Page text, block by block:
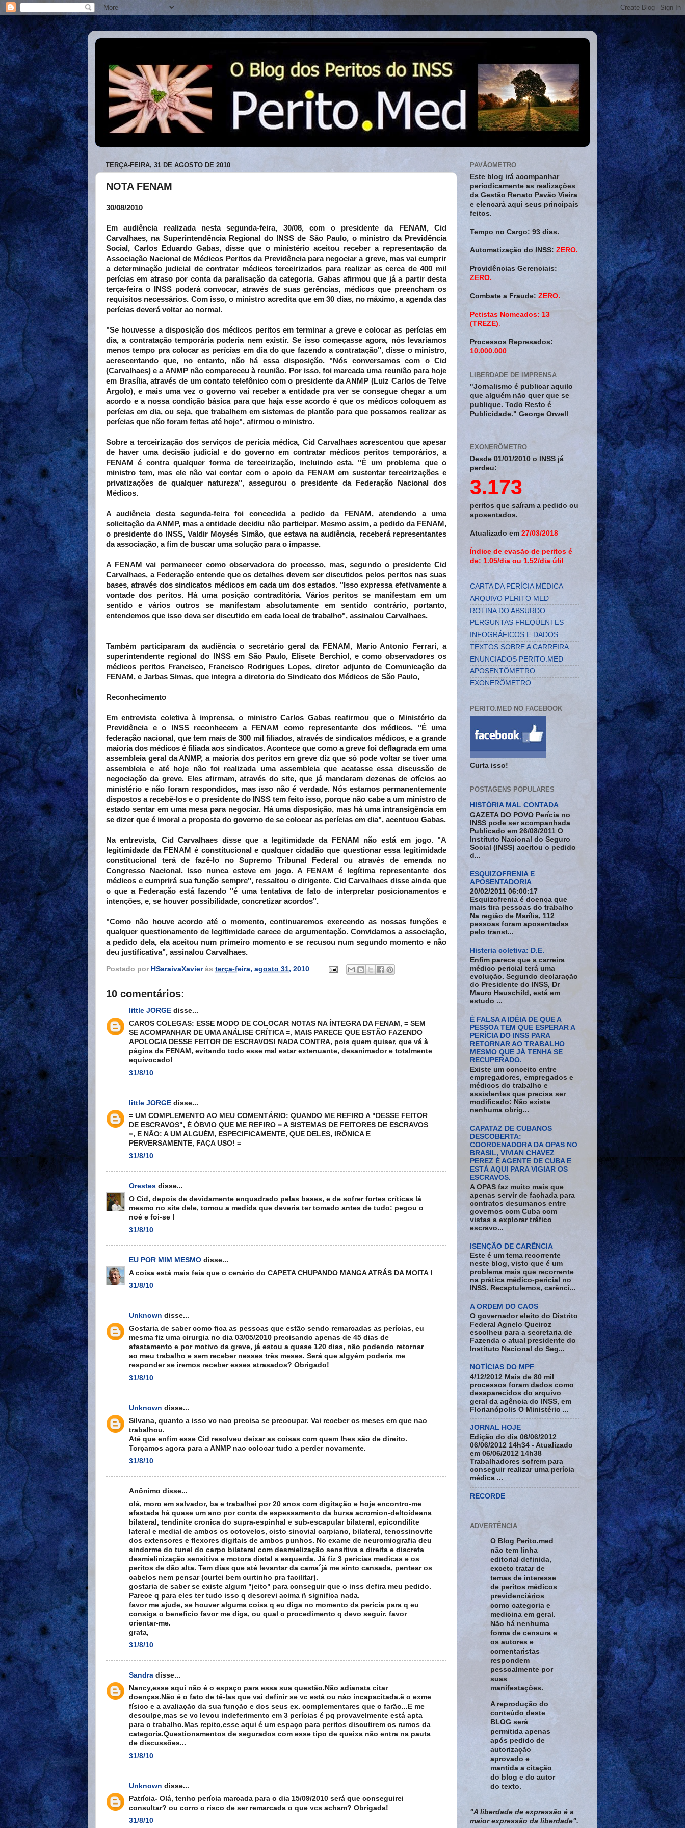
TERÇA-FEIRA, 31 DE AGOSTO DE 2010
NOTA FENAM
30/08/2010
Em audiência realizada nesta segunda-feira, 30/08, com o presidente da FENAM, Cid
Carvalhaes, na Superintendência Regional do INSS de São Paulo, o ministro da Previdência
Social, Carlos Eduardo Gabas, disse que o ministério aceitou receber a representação da
Associação Nacional de Médicos Peritos da Previdência para negociar a greve, mas vai cumprir
a determinação judicial de contratar médicos terceirizados para realizar as cerca de 400 mil
perícias em atraso por conta da paralisação da categoria. Gabas afirmou que já a partir desta
terça-feira o INSS poderá convocar, através de suas gerências, médicos que preencham os
requisitos necessários. Com isso, o ministro acredita que em 30 dias, no máximo, a agenda das
perícias deverá voltar ao normal.
"Se houvesse a disposição dos médicos peritos em terminar a greve e colocar as perícias em
dia, a contratação temporária poderia nem existir. Se isso começasse agora, nós levaríamos
menos tempo pra colocar as perícias em dia do que fazendo a contratação", disse o ministro,
acrescentando que, no entanto, não há essa disposição. "Nós conversamos com o Cid
(Carvalhaes) e a ANMP não compareceu à reunião. Por isso, foi marcada uma reunião para hoje
em Brasília, através de um contato telefônico com o presidente da ANMP (Luiz Carlos de Teive
Argolo), e mais uma vez o governo vai receber a entidade pra ver se consegue chegar a um
acordo e a nossa condição básica para que haja esse acordo é que os médicos coloquem as
perícias em dia, ou seja, que trabalhem em sistemas de plantão para que possamos realizar as
perícias que não foram feitas até hoje", afirmou o ministro.
Sobre a terceirização dos serviços de perícia médica, Cid Carvalhaes acrescentou que apesar
de haver uma decisão judicial e do governo em contratar médicos peritos temporários, a
FENAM é contra qualquer forma de terceirização, incluindo esta. "É um problema que o
ministro tem, mas ele não vai contar com o apoio da FENAM em sustentar terceirizações e
privatizações de qualquer natureza", assegurou o presidente da Federação Nacional dos
Médicos.
A audiência desta segunda-feira foi concedida a pedido da FENAM, atendendo a uma
solicitação da ANMP, mas a entidade decidiu não participar. Mesmo assim, a pedido da FENAM,
o presidente do INSS, Valdir Moysés Simão, que estava na audiência, receberá representantes
da associação, a fim de buscar uma solução para o impasse.
A FENAM vai permanecer como observadora do processo, mas, segundo o presidente Cid
Carvalhaes, a Federação entende que os detalhes devem ser discutidos pelos peritos nas suas
bases, através dos sindicatos médicos em cada um dos estados. "Isso expressa efetivamente a
vontade dos peritos. Há uma posição contraditória. Vários peritos se manifestam em um
sentido e vários outros se manifestam absolutamente em sentido contrário, portanto,
entendemos que isso deva ser discutido em cada local de trabalho", assinalou Carvalhaes.
Também participaram da audiência o secretário geral da FENAM, Mario Antonio Ferrari, a
superintendente regional do INSS em São Paulo, Elisete Berchiol, e como observadores os
médicos peritos Francisco, Francisco Rodrigues Lopes, diretor adjunto de Comunicação da
FENAM, e Jarbas Simas, que integra a diretoria do Sindicato dos Médicos de São Paulo,
Reconhecimento
Em entrevista coletiva à imprensa, o ministro Carlos Gabas reafirmou que o Ministério da
Previdência e o INSS reconhecem a FENAM como representante dos médicos. "É uma
federação nacional, que tem mais de 300 mil filiados, através de sindicatos médicos, e a grande
maioria dos médicos é filiada aos sindicatos. Acontece que como a greve foi deflagrada em uma
assembleia geral da ANMP, a maioria dos peritos em greve diz que só pode voltar se tiver uma
assembleia e até hoje não foi realizada uma assembleia que acatasse essa discussão de
negociação da greve. Eles afirmam, através do site, que já mandaram dezenas de ofícios ao
ministério e não foram respondidos, mas isso não é verdade. Nós estamos permanentemente
dispostos a recebê-los e o presidente do INSS tem feito isso, porque não cabe a um ministro de
estado sentar em uma mesa para negociar. Há uma disposição, mas há uma intransigência em
se dizer que é imoral a proposta do governo de se colocar as perícias em dia", acentuou Gabas.
Na entrevista, Cid Carvalhaes disse que a legitimidade da FENAM não está em jogo. "A
legitimidade da FENAM é constitucional e qualquer cidadão que questionar essa legitimidade
constitucional terá de fazê-lo no Supremo Tribunal Federal ou através de emenda no
Congresso Nacional. Isso nunca esteve em jogo. A FENAM é legítima representante dos
médicos e cumprirá sua função sempre", ressaltou o dirigente. Cid Carvalhaes disse ainda que
o que a Federação está fazendo "é uma tentativa de fato de interpretar posicionamentos e
intenções, e, se houver possibilidade, concretizar acordos".
"Como não houve acordo até o momento, continuaremos exercendo as nossas funções e
qualquer questionamento de legitimidade carece de argumentação. Convidamos a associação,
a pedido dela, ela aceitou num primeiro momento e se recusou num segundo momento e não
deu justificativa", assinalou Carvalhaes.
Postado por HSaraivaXavier às terça-feira, agosto 31, 2010
10 comentários:
little JORGE disse...
CAROS COLEGAS: ESSE MODO DE COLOCAR NOTAS NA ÍNTEGRA DA FENAM, = SEM
SE ACOMPANHAR DE UMA ANÁLISE CRÍTICA =, MAIS PARECE QUE ESTÃO FAZENDO
APOLOGIA DESSE FEITOR DE ESCRAVOS! NADA CONTRA, pois quem quiser, que vá à
página da FENAM, evitando todo esse mal estar extenuante, desanimador e totalmente
equivocado!
31/8/10
little JORGE disse...
= UM COMPLEMENTO AO MEU COMENTÁRIO: QUANDO ME REFIRO A "DESSE FEITOR
DE ESCRAVOS", É ÓBVIO QUE ME REFIRO = A SISTEMAS DE FEITORES DE ESCRAVOS
=, E NÃO: A UM ALGUÉM, ESPECIFICAMENTE, QUE DELES, IRÔNICA E
PERVERSAMENTE, FAÇA USO! =
31/8/10
Orestes disse...
O Cid, depois de devidamente enquadrado pelas bases, e de sofrer fortes críticas lá
mesmo no site dele, tomou a medida que deveria ter tomado antes de tudo: pegou o
noé e foi-se !
31/8/10
EU POR MIM MESMO disse...
A coisa está mais feia que o cenário do CAPETA CHUPANDO MANGA ATRÁS DA MOITA !
31/8/10
Unknown disse...
Gostaria de saber como fica as pessoas que estão sendo remarcadas as perícias, eu
mesma fiz uma cirurgia no dia 03/05/2010 precisando apenas de 45 dias de
afastamento e por motivo da greve, já estou a quase 120 dias, não podendo retornar
ao meu trabalho e sem receber nesses três meses. Será que algyém poderia me
responder se iremos receber esses atrasados? Obrigado!
31/8/10
Unknown disse...
Silvana, quanto a isso vc nao precisa se preocupar. Vai receber os meses em que nao
trabalhou.
Até que enfim esse Cid resolveu deixar as coisas com quem lhes são de direito.
Torçamos agora para a ANMP nao colocar tudo a perder novamente.
31/8/10
Anônimo disse...
olá, moro em salvador, ba e trabalhei por 20 anos com digitação e hoje encontro-me
afastada há quase um ano por conta de espessamento da bursa acromion-deltoideana
bilateral, tendinite cronica do supra-espinhal e sub-escapular bilateral, epicondilite
lateral e medial de ambos os cotovelos, cisto sinovial carpiano, bilateral, tenossinovite
dos extensores e flexores digitais de ambos punhos. No exame de neuromiografia deu
sindorme do tunel do carpo bilateral com desmielização sensitiva a direita e discreta
desmielinização sensitiva e motora distal a esquerda. Já fiz 3 pericias medicas e os
peritos de dão alta. Tem dias que até levantar da cama´já me sinto cansada, pentear os
cabelos nem pensar (curtei bem curtinho pra facilitar).
gostaria de saber se existe algum "jeito" para conseguir que o inss defira meu pedido.
Parece q para eles ter tudo isso q descrevi acima ñ significa nada.
favor me ajude, se houver alguma coisa q eu diga no momento da pericia para q eu
consiga o beneficio favor me diga, ou qual o procedimento q devo seguir. favor
orientar-me.
grata,
31/8/10
Sandra disse...
Nancy,esse aqui não é o espaço para essa sua questão.Não adianata citar
doenças.Não é o fato de tê-las que vai definir se vc está ou nào incapacitada.ë o exme
físico e a avaliação da sua função e dos seus ex. complementares que o farão...E me
desculpe,mas se vc levou indeferimento em 3 perícias é pq provavelmente está apta
para o trabalho.Mas repito,esse aqui é um espaço para peritos discutirem os rumos da
categoria.Questionamentos de segurados com esse tipo de queixa não entra na pauta
de discussões...
31/8/10
Unknown disse...
Patrícia- Olá, tenho perícia marcada para o dia 15/09/2010 será que conseguirei
consultar? ou corro o risco de ser remarcada o que vcs acham? Obrigada!
31/8/10
PAVÃOMETRO
Este blog irá acompanhar
periodicamente as realizações
da Gestão Renato Pavão Vieira
e elencará aqui seus principais
feitos.
Tempo no Cargo: 93 dias.
Automatização do INSS: ZERO.
Providências Gerenciais:
ZERO.
Combate a Fraude: ZERO.
Petistas Nomeados: 13
(TREZE)
Processos Represados:
10.000.000
LIBERDADE DE IMPRENSA
"Jornalismo é publicar aquilo
que alguém não quer que se
publique. Todo Resto é
Publicidade." George Orwell
EXONERÔMETRO
Desde 01/01/2010 o INSS já
perdeu:
3.173
peritos que saíram a pedido ou
aposentados.
Atualizado em 27/03/2018
Índice de evasão de peritos é
de: 1.05/dia ou 1.52/dia útil
CARTA DA PERÍCIA MÉDICA
ARQUIVO PERITO MED
ROTINA DO ABSURDO
PERGUNTAS FREQÜENTES
INFOGRÁFICOS E DADOS
TEXTOS SOBRE A CARREIRA
ENUNCIADOS PERITO.MED
APOSENTÔMETRO
EXONERÔMETRO
PERITO.MED NO FACEBOOK
Curta isso!
POSTAGENS POPULARES
HISTÓRIA MAL CONTADA
GAZETA DO POVO Perícia no
INSS pode ser acompanhada
Publicado em 26/08/2011 O
Instituto Nacional do Seguro
Social (INSS) aceitou o pedido
d...
ESQUIZOFRENIA E
APOSENTADORIA
20/02/2011 06:00:17
Esquizofrenia é doença que
mais tira pessoas do trabalho
Na região de Marília, 112
pessoas foram aposentadas
pelo transt...
Histeria coletiva: D.E.
Enfim parece que a carreira
médico pericial terá uma
evolução. Segundo declaração
do Presidente do INSS, Dr
Mauro Hauschild, está em
estudo ...
É FALSA A IDÉIA DE QUE A
PESSOA TEM QUE ESPERAR A
PERÍCIA DO INSS PARA
RETORNAR AO TRABALHO
MESMO QUE JÁ TENHA SE
RECUPERADO.
Existe um conceito entre
empregadores, empregados e
médicos do trabalho e
assistentes que precisa ser
modificado: Não existe
nenhuma obrig...
CAPATAZ DE CUBANOS
DESCOBERTA:
COORDENADORA DA OPAS NO
BRASIL, VIVIAN CHAVEZ
PEREZ É AGENTE DE CUBA E
ESTÁ AQUI PARA VIGIAR OS
ESCRAVOS.
A OPAS faz muito mais que
apenas servir de fachada para
contratos desumanos entre
governos com Cuba com
vistas a explorar tráfico
escravo...
ISENÇÃO DE CARÊNCIA
Este é um tema recorrente
neste blog, visto que é um
problema mais que recorrente
na prática médico-pericial no
INSS. Recaptulemos, carênci...
A ORDEM DO CAOS
O governador eleito do Distrito
Federal Agnelo Queiroz
escolheu para a secretaria de
Fazenda o atual presidente do
Instituto Nacional do Seg...
NOTÍCIAS DO MPF
4/12/2012 Mais de 80 mil
processos foram dados como
desaparecidos do arquivo
geral da agência do INSS, em
Florianópolis O Ministério ...
JORNAL HOJE
Edição do dia 06/06/2012
06/06/2012 14h34 - Atualizado
em 06/06/2012 14h38
Trabalhadores sofrem para
conseguir realizar uma perícia
médica ...
RECORDE
ADVERTÊNCIA
O Blog Perito.med
não tem linha
editorial definida,
exceto tratar de
temas de interesse
de peritos médicos
previdenciários
como categoria e
medicina em geral.
Não há nenhuma
forma de censura e
os autores e
comentaristas
respondem
pessoalmente por
suas
manifestações.
A reprodução do
conteúdo deste
BLOG será
permitida apenas
após pedido de
autorização
aprovado e
mantida a citação
do blog e do autor
do texto.
"A liberdade de expressão é a
maior expressão da liberdade".